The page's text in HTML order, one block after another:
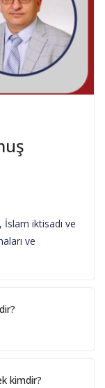
iktisadı ve
ve
kimdir?